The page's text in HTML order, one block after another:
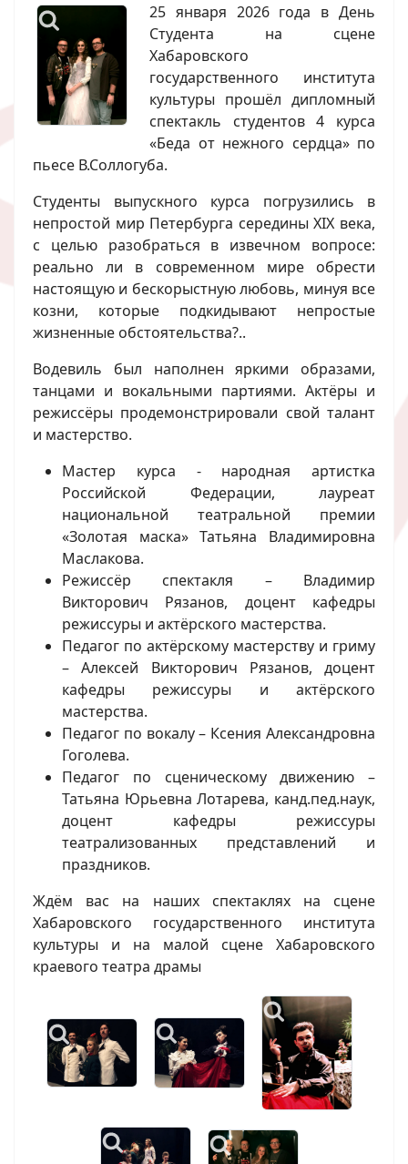
25 января 2026 года в День
Студента на сцене
Хабаровского
государственного института
культуры прошёл дипломный
спектакль студентов 4 курса
«Беда от нежного сердца» по
пьесе В.Соллогуба.
Студенты выпускного курса погрузились в
непростой мир Петербурга середины XIX века,
с целью разобраться в извечном вопросе:
реально ли в современном мире обрести
настоящую и бескорыстную любовь, минуя все
козни, которые подкидывают непростые
жизненные обстоятельства?..
Водевиль был наполнен яркими образами,
танцами и вокальными партиями. Актёры и
режиссёры продемонстрировали свой талант
и мастерство.
Мастер курса - народная артистка
Российской Федерации, лауреат
национальной театральной премии
«Золотая маска» Татьяна Владимировна
Маслакова.
Режиссёр спектакля – Владимир
Викторович Рязанов, доцент кафедры
режиссуры и актёрского мастерства.
Педагог по актёрскому мастерству и гриму
– Алексей Викторович Рязанов, доцент
кафедры режиссуры и актёрского
мастерства.
Педагог по вокалу – Ксения Александровна
Гоголева.
Педагог по сценическому движению –
Татьяна Юрьевна Лотарева, канд.пед.наук,
доцент кафедры режиссуры
театрализованных представлений и
праздников.
Ждём вас на наших спектаклях на сцене
Хабаровского государственного института
культуры и на малой сцене Хабаровского
краевого театра драмы